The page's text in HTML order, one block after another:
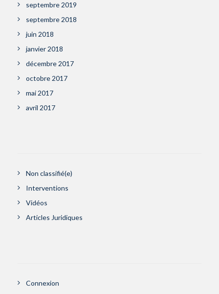
septembre 2019
septembre 2018
juin 2018
janvier 2018
décembre 2017
octobre 2017
mai 2017
avril 2017
Non classifié(e)
Interventions
Vidéos
Articles Juridiques
Connexion